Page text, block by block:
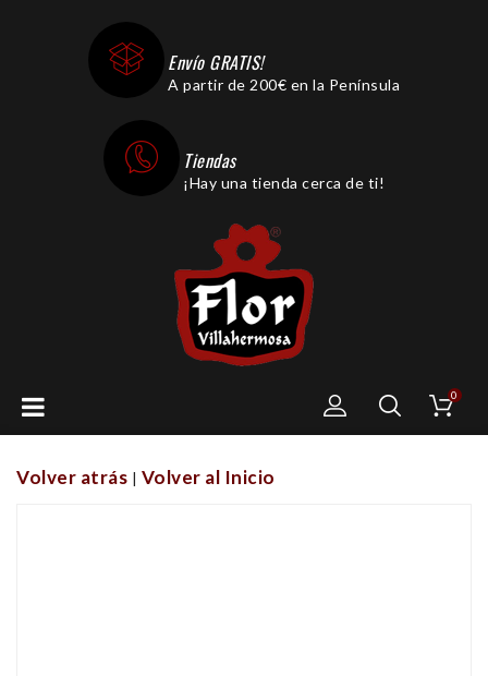
Envío GRATIS!
A partir de 200€ en la Península
Tiendas
¡Hay una tienda cerca de ti!
0
Volver atrás | Volver al Inicio